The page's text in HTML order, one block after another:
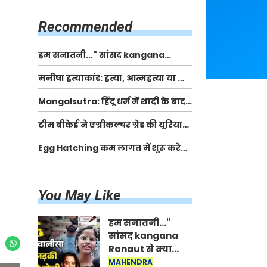
Recommended
हम सनातनी..." सांसद kangana
Ranaut से क्या बोली लड़की? Viral
Jantar-Mantar | CJP protest
मनीषा हत्याकांड: हत्या, आत्महत्या या कोई बड़ा राज?
| Full Story | Josh Haryana
Mangalsutra: हिंदू धर्म में शादी के बाद
मंगलसूत्र क्यों पहनती है महिलाएं, किसने
शुरु की ये परंपरा
टीम बीकेई ने एग्रीकल्चर ग्रेड की यूरिया
खाद गट्टों में बदलकर टेक्निकल ग्रेड में
बेचने वालों पर करवाई कार्रवाई:
Egg Hatching कम लागत में शुरू करे
You May Like
हम सनातनी..."
सांसद kangana
Ranaut से क्या
बोली लड़की? Viral
MAHENDRA